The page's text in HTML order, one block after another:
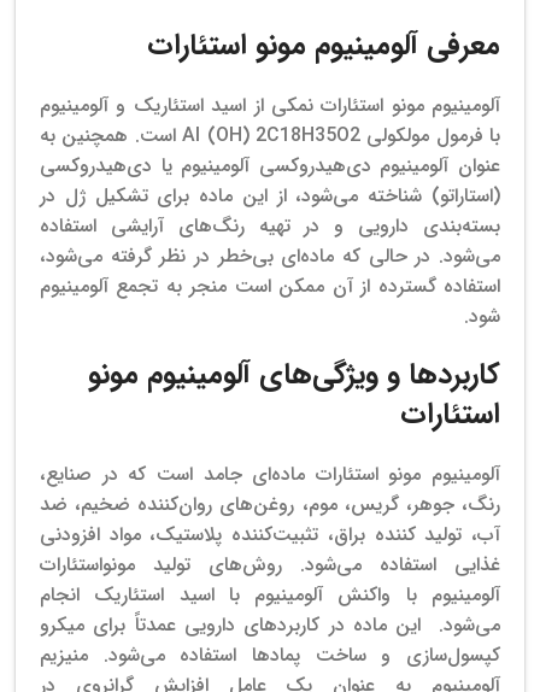
معرفی آلومینیوم مونو استئارات
آلومینیوم‌ مونو استئارات نمکی از اسید استئاریک و آلومینیوم
با فرمول مولکولی Al (OH) 2C18H35O2 است. همچنین به
عنوان آلومینیوم دی‌هیدروکسی آلومینیوم یا دی‌هیدروکسی
(استاراتو) شناخته می‌شود، از این ماده برای تشکیل ژل در
بسته‌بندی دارویی و در تهیه رنگ‌های آرایشی استفاده
می‌شود. در حالی که ماده‌ای بی‌خطر در نظر گرفته می‌شود،
استفاده گسترده از آن ممکن است منجر به تجمع آلومینیوم
شود.
کاربردها و ویژگی‌های آلومینیوم مونو
استئارات
آلومینیوم‌ مونو استئارات ماده‌ای جامد است که در صنایع،
رنگ، جوهر، گریس، موم، روغن‌های روان‌کننده ضخیم، ضد
آب، تولید کننده براق، تثبیت‌کننده پلاستیک، مواد افزودنی
غذایی استفاده می‌شود. روش‌های تولید مونواستئارات
آلومینیوم با واکنش آلومینیوم با اسید استئاریک انجام
می‌شود. این ماده در کاربردهای دارویی عمدتاً برای میکرو
کپسول‌سازی و ساخت پمادها استفاده می‌شود. منیزیم
آلومینیوم به عنوان یک عامل افزایش گرانروی در